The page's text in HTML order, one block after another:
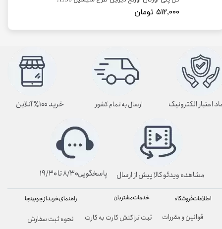
۵۱۲,۰۰۰ تومان
راهنمای خرید از چوبینجا
نحوه ثبت سفارش
خدمات مشتریان
ثبت تراکنش کارت به کارت
اطلاعات فروشگاه
قوانین و مقررات
ارسال به تمام کشور
پاسخگویی۸/۳۰ تا ۱۹/۳۰
اعتبار الکترونیک خرید ۱۰۰٪ آنلاین
مشاهده ویدئو کالا پیش از ارسال